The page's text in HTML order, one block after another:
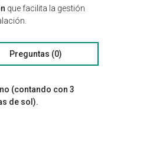
que facilita la gestión
Preguntas (0)
(contando con 3
de sol).